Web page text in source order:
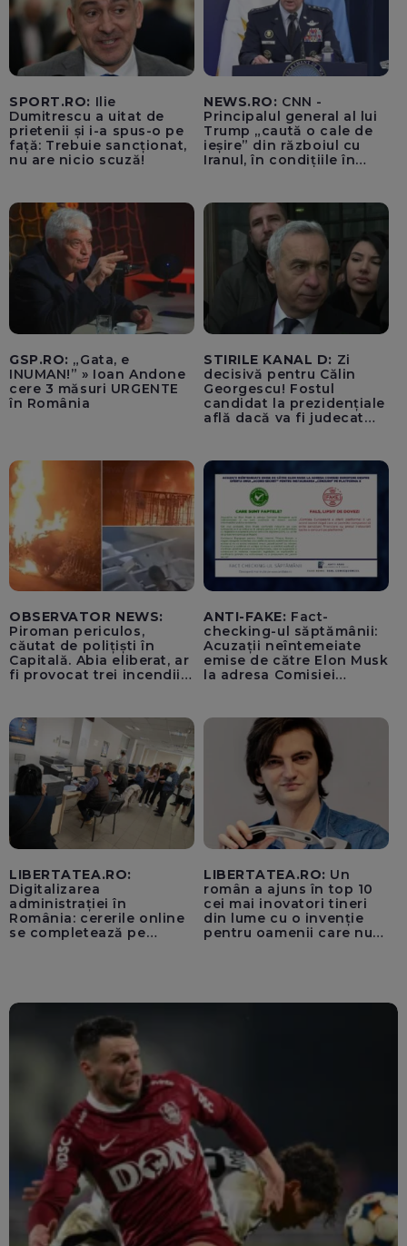
SPORT.RO: Ilie
Dumitrescu a uitat de
prietenii și i-a spus-o pe
față: Trebuie sancționat,
nu are nicio scuză!
NEWS.RO: CNN -
Principalul general al lui
Trump „caută o cale de
ieșire” din războiul cu
Iranul, în condițiile în
GSP.RO: „Gata, e
INUMAN!” » Ioan Andone
cere 3 măsuri URGENTE
în România
STIRILE KANAL D: Zi
decisivă pentru Călin
Georgescu! Fostul
candidat la prezidențiale
află dacă va fi judecat
OBSERVATOR NEWS:
Piroman periculos,
căutat de polițiști în
Capitală. Abia eliberat, ar
fi provocat trei incendii
ANTI-FAKE: Fact-
checking-ul săptămânii:
Acuzații neîntemeiate
emise de către Elon Musk
la adresa Comisiei
pentru instaurarea
„cenzurii” pe platforma X
LIBERTATEA.RO:
Digitalizarea
administrației în
România: cererile online
se completează pe
LIBERTATEA.RO: Un
român a ajuns în top 10
cei mai inovatori tineri
din lume cu o invenție
pentru oamenii care nu